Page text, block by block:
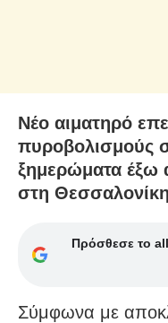
Νέο αιματηρό
πυροβολισμούς
ξημερώματα έξω
στη
Πρόσθεσε το
Σύμφωνα με